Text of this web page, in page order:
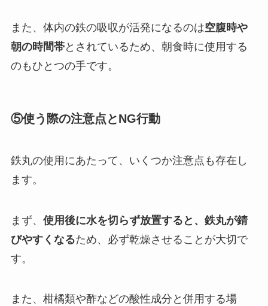
また、体内の鉄の吸収が活発になるのは空腹時や
朝の時間帯とされているため、朝食時に使用する
のもひとつの手です。
⑤使う際の注意点とNG行動
鉄丸の使用にあたって、いくつか注意点も存在し
ます。
まず、 使用後に水を切らず放置すると、鉄丸が錆
びやすくなるため、必ず乾燥させることが大切で
す。
また、柑橘類や酢などの酸性成分と併用する場